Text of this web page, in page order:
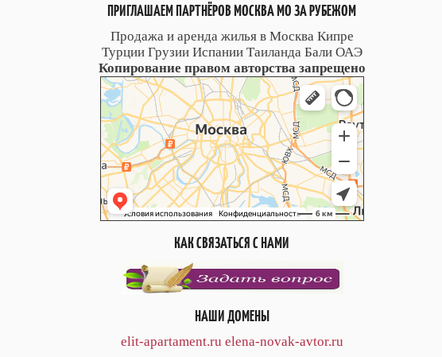
ПРИГЛАШАЕМ ПАРТНЁРОВ МОСКВА МО ЗА РУБЕЖОМ
Продажа и аренда жилья в Москва Кипре
Турции Грузии Испании Таиланда Бали ОАЭ
Копирование правом авторства запрещено
КАК СВЯЗАТЬСЯ С НАМИ
НАШИ ДОМЕНЫ
elit-apartament.ru elena-novak-avtor.ru